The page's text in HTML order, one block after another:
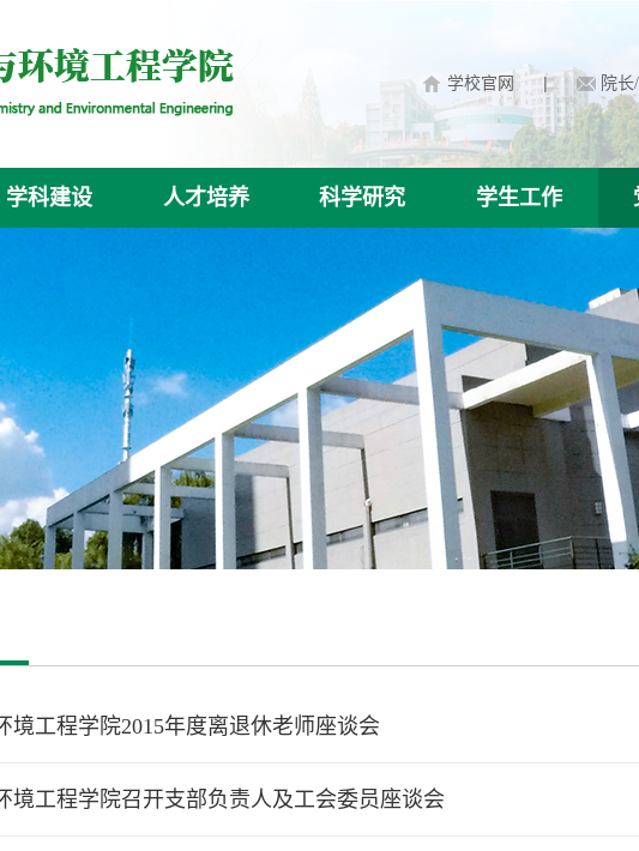
学校官网 | 院
学科建设 人才培养 科学研究 学生工作
境工程学院2015年度离退休老师座谈会
境工程学院召开支部负责人及工会委员座谈会